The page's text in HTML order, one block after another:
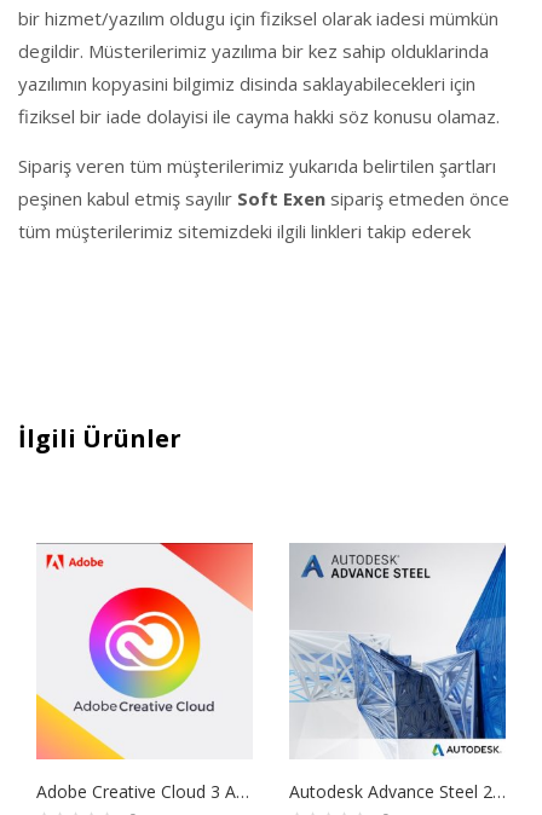
bir hizmet/yazılım oldugu için fiziksel olarak iadesi mümkün
degildir. Müsterilerimiz yazılıma bir kez sahip olduklarinda
yazılımın kopyasini bilgimiz disinda saklayabilecekleri için
fiziksel bir iade dolayisi ile cayma hakki söz konusu olamaz.
Sipariş veren tüm müşterilerimiz yukarıda belirtilen şartları
peşinen kabul etmiş sayılır Soft Exen sipariş etmeden önce
tüm müşterilerimiz sitemizdeki ilgili linkleri takip ederek
İlgili Ürünler
Adobe Creative Cloud 3 Aylık Anahtar Autodesk Advance Steel 2021/22/23/24 Satın Al